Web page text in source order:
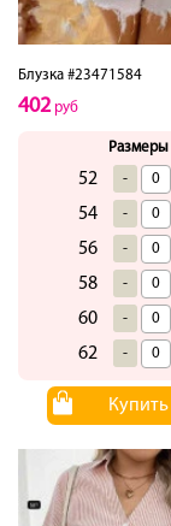
Блузка #23471584
402руб
Размеры
52 -
54 -
56 -
58 -
60 -
62 -
Купить